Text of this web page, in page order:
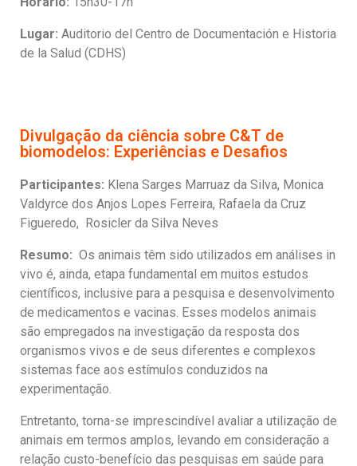
Lugar: Auditorio del Centro de Documentación e Historia
de la Salud (CDHS)
Divulgação da ciência sobre C&T de
biomodelos: Experiências e Desafios
Participantes: Klena Sarges Marruaz da Silva, Monica
Valdyrce dos Anjos Lopes Ferreira, Rafaela da Cruz
Figueredo, Rosicler da Silva Neves
Resumo: Os animais têm sido utilizados em análises in
vivo é, ainda, etapa fundamental em muitos estudos
científicos, inclusive para a pesquisa e desenvolvimento
de medicamentos e vacinas. Esses modelos animais
são empregados na investigação da resposta dos
organismos vivos e de seus diferentes e complexos
sistemas face aos estímulos conduzidos na
experimentação.
Entretanto, torna-se imprescindível avaliar a utilização de
animais em termos amplos, levando em consideração a
relação custo-benefício das pesquisas em saúde para